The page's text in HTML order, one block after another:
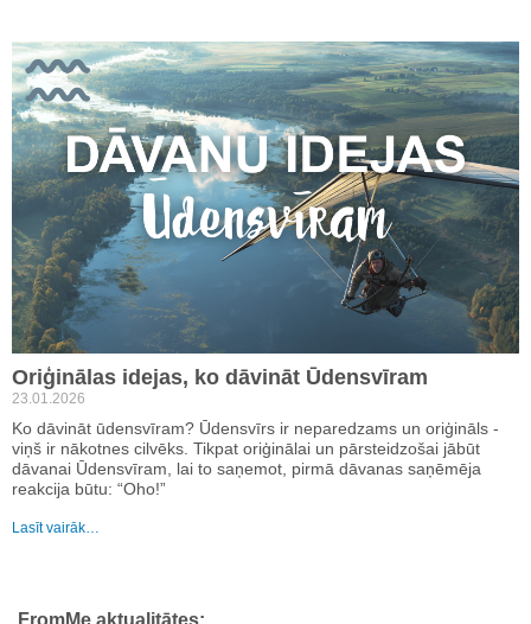
Oriģinālas idejas, ko dāvināt Ūdensvīram
23.01.2026
Ko dāvināt ūdensvīram? Ūdensvīrs ir neparedzams un oriģināls -
viņš ir nākotnes cilvēks. Tikpat oriģinālai un pārsteidzošai jābūt
dāvanai Ūdensvīram, lai to saņemot, pirmā dāvanas saņēmēja
reakcija būtu: “Oho!”
Lasīt vairāk…
FromMe aktualitātes: